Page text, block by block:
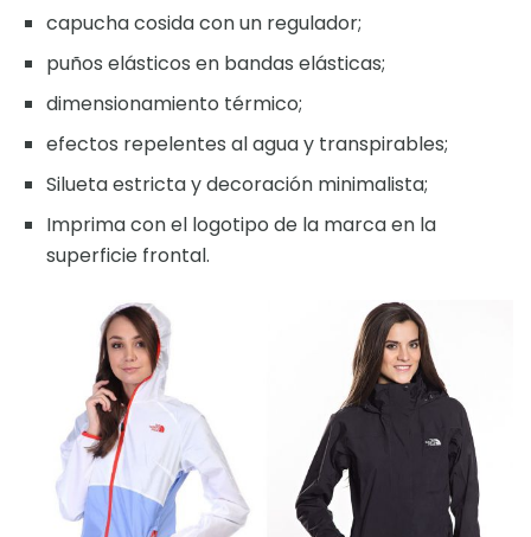
capucha cosida con un regulador;
puños elásticos en bandas elásticas;
dimensionamiento térmico;
efectos repelentes al agua y transpirables;
Silueta estricta y decoración minimalista;
Imprima con el logotipo de la marca en la
superficie frontal.